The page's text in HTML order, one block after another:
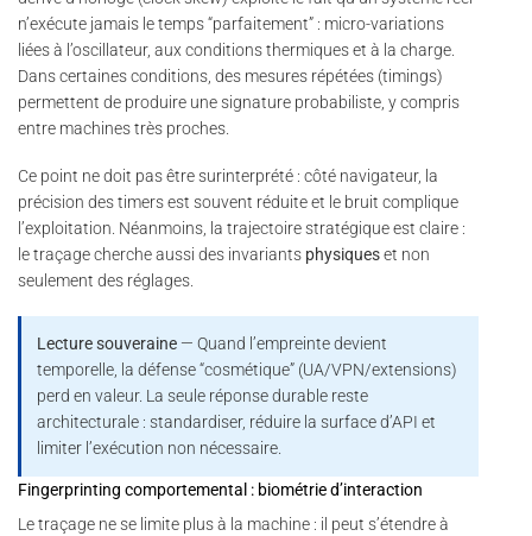
n’exécute jamais le temps “parfaitement” : micro-variations
liées à l’oscillateur, aux conditions thermiques et à la charge.
Dans certaines conditions, des mesures répétées (timings)
permettent de produire une signature probabiliste, y compris
entre machines très proches.
Ce point ne doit pas être surinterprété : côté navigateur, la
précision des timers est souvent réduite et le bruit complique
l’exploitation. Néanmoins, la trajectoire stratégique est claire :
le traçage cherche aussi des invariants physiqueset non
seulement des réglages.
Lecture souveraine— Quand l’empreinte devient
temporelle, la défense “cosmétique” (UA/VPN/extensions)
perd en valeur. La seule réponse durable reste
architecturale : standardiser, réduire la surface d’API et
limiter l’exécution non nécessaire.
Fingerprinting comportemental : biométrie d’interaction
Le traçage ne se limite plus à la machine : il peut s’étendre à